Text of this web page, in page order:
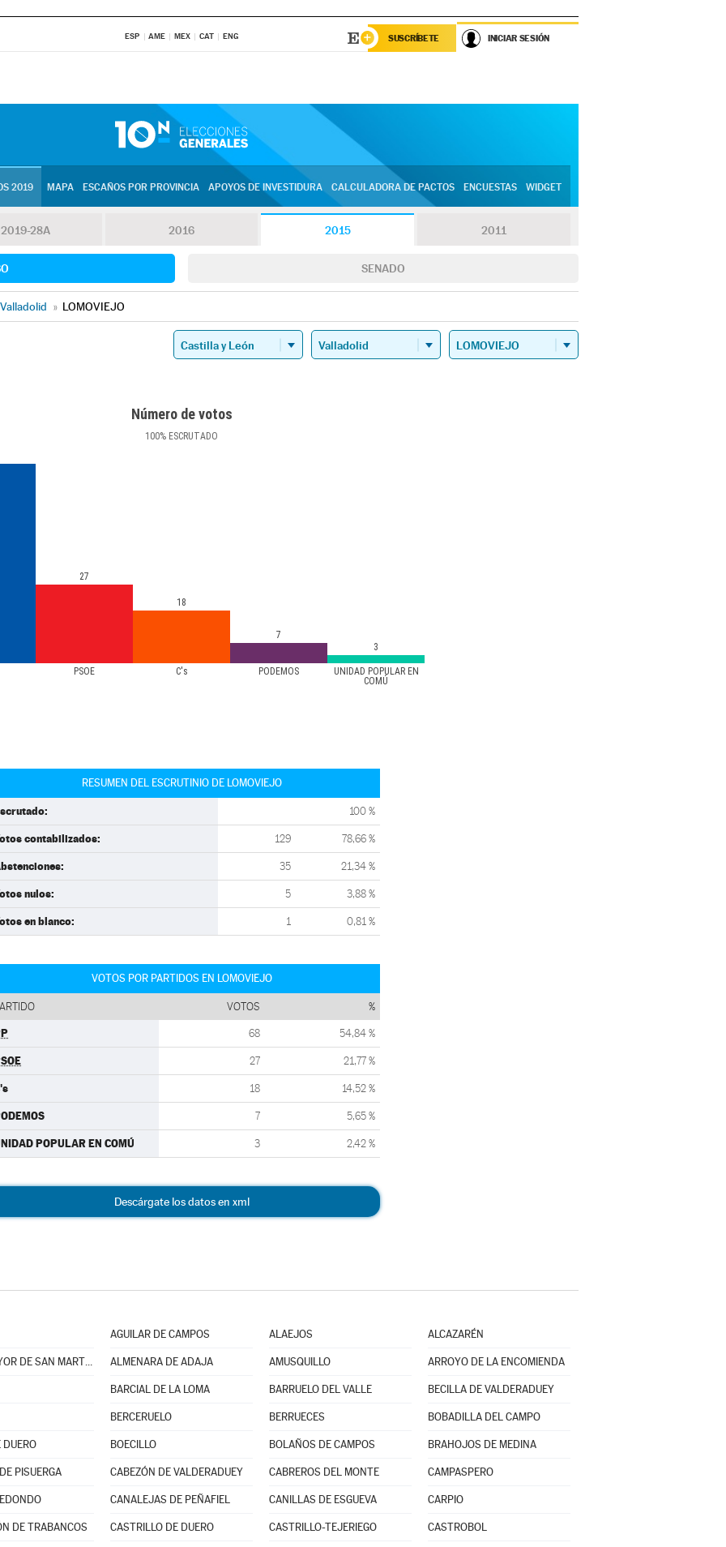
ESP AME MEX CAT ENG SUSCRÍBETE INICIAR SESIÓN
2019 MAPA ESCAÑOS POR PROVINCIA APOYOS DE INVESTIDURA CALCULADORA DE PACTOS ENCUESTAS WIDGET
2019-28A 2016 2015 2011
SENADO
Valladolid » LOMOVIEJO
Número de votos
100% ESCRUTADO
PSOE C's PODEMOS
UNIDAD POPULAR EN
COMÚ
27
18
7
3
RESUMEN DEL ESCRUTINIO DE LOMOVIEJO
100 %
contabilizados: 129 78,66 %
35 21,34 %
nulos: 5 3,88 %
en blanco: 1 0,81 %
VOTOS POR PARTIDOS EN LOMOVIEJO
VOTOS %
68 54,84 %
27 21,77 %
18 14,52 %
7 5,65 %
POPULAR EN COMÚ 3 2,42 %
Descárgate los datos en xml
AGUILAR DE CAMPOS ALAEJOS ALCAZARÉN
ALDEAMAYOR DE SAN MARTÍN ALMENARA DE ADAJA AMUSQUILLO ARROYO DE LA ENCOMIENDA
BARCIAL DE LA LOMA BARRUELO DEL VALLE BECILLA DE VALDERADUEY
BERCERUELO BERRUECES BOBADILLA DEL CAMPO
DUERO BOECILLO BOLAÑOS DE CAMPOS BRAHOJOS DE MEDINA
PISUERGA CABEZÓN DE VALDERADUEY CABREROS DEL MONTE CAMPASPERO
CANALEJAS DE PEÑAFIEL CANILLAS DE ESGUEVA CARPIO
DE TRABANCOS CASTRILLO DE DUERO CASTRILLO-TEJERIEGO CASTROBOL